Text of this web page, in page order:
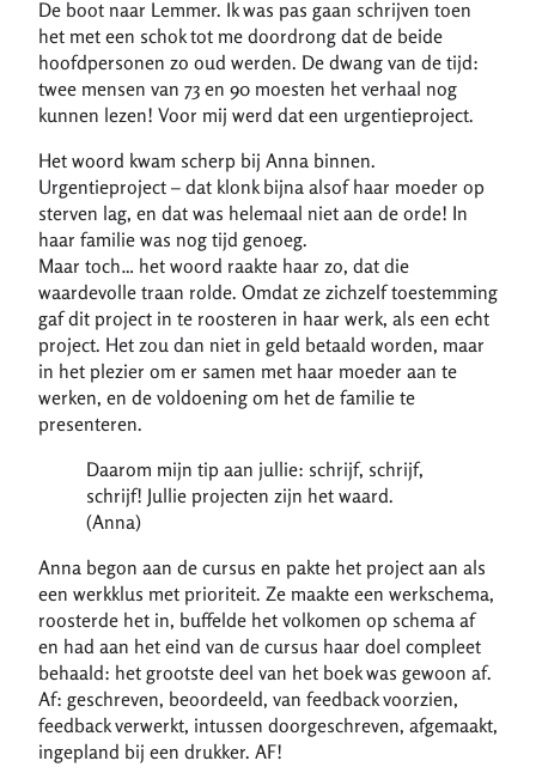
De boot naar Lemmer. Ik was pas gaan schrijven toen
het met een schok tot me doordrong dat de beide
hoofdpersonen zo oud werden. De dwang van de tijd:
twee mensen van 73 en 90 moesten het verhaal nog
kunnen lezen! Voor mij werd dat een urgentieproject.
Het woord kwam scherp bij Anna binnen.
Urgentieproject – dat klonk bijna alsof haar moeder op
sterven lag, en dat was helemaal niet aan de orde! In
haar familie was nog tijd genoeg.
Maar toch… het woord raakte haar zo, dat die
waardevolle traan rolde. Omdat ze zichzelf toestemming
gaf dit project in te roosteren in haar werk, als een echt
project. Het zou dan niet in geld betaald worden, maar
in het plezier om er samen met haar moeder aan te
werken, en de voldoening om het de familie te
presenteren.
Daarom mijn tip aan jullie: schrijf, schrijf,
schrijf! Jullie projecten zijn het waard.
(Anna)
Anna begon aan de cursus en pakte het project aan als
een werkklus met prioriteit. Ze maakte een werkschema,
roosterde het in, buffelde het volkomen op schema af
en had aan het eind van de cursus haar doel compleet
behaald: het grootste deel van het boek was gewoon af.
Af: geschreven, beoordeeld, van feedback voorzien,
feedback verwerkt, intussen doorgeschreven, afgemaakt,
ingepland bij een drukker. AF!